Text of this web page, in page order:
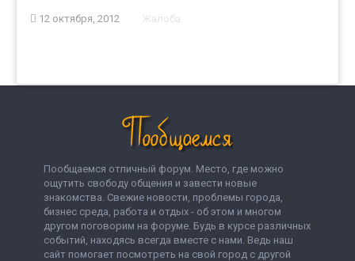
12 октября, 2012 Жалоба
Пообщаемся отличный форум. Место, где можно
ощутить свободу общения и завести новые
знакомства. Свежие новости, проблемы города,
бизнес среда, работа и отдых - об этом и многом
другом поговорим на форуме. Будь в курсе различных
событий, находясь всегда вместе с нами. Ведь наш
сайт помогает посмотреть на свой город с другой